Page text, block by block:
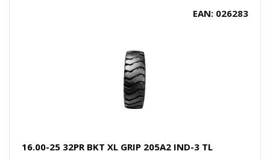
EAN: 026283
16.00-25 32PR BKT XL GRIP 205A2 IND-3 TL